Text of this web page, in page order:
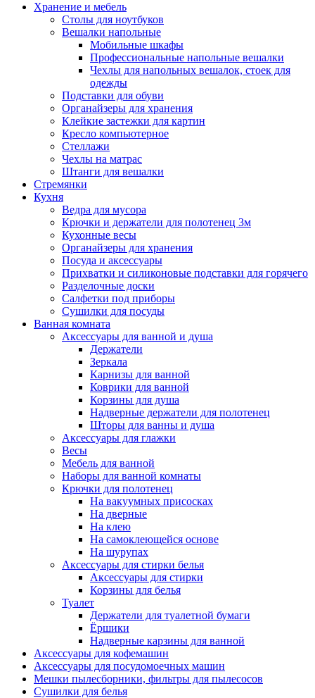
Хранение и мебель
Столы для ноутбуков
Вешалки напольные
Мобильные шкафы
Профессиональные напольные вешалки
Чехлы для напольных вешалок, стоек для
одежды
Подставки для обуви
Органайзеры для хранения
Клейкие застежки для картин
Кресло компьютерное
Стеллажи
Чехлы на матрас
Штанги для вешалки
Стремянки
Кухня
Ведра для мусора
Крючки и держатели для полотенец 3м
Кухонные весы
Органайзеры для хранения
Посуда и аксессуары
Прихватки и силиконовые подставки для горячего
Разделочные доски
Салфетки под приборы
Сушилки для посуды
Ванная комната
Аксессуары для ванной и душа
Держатели
Зеркала
Карнизы для ванной
Коврики для ванной
Корзины для душа
Надверные держатели для полотенец
Шторы для ванны и душа
Аксессуары для глажки
Весы
Мебель для ванной
Наборы для ванной комнаты
Крючки для полотенец
На вакуумных присосках
На дверные
На клею
На самоклеющейся основе
На шурупах
Аксессуары для стирки белья
Аксессуары для стирки
Корзины для белья
Туалет
Держатели для туалетной бумаги
Ёршики
Надверные карзины для ванной
Аксессуары для кофемашин
Аксессуары для посудомоечных машин
Мешки пылесборники, фильтры для пылесосов
Сушилки для белья